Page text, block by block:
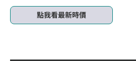
點我看最新時價